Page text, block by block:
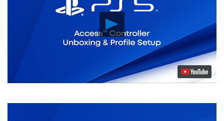
Lancer
la
vidéo